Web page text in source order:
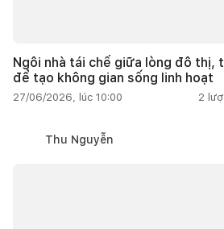
Ngôi nhà tái chế giữa lòng đô thị,
để tạo không gian sống linh hoạt
27/06/2026, lúc 10:00 2
Thu Nguyễn